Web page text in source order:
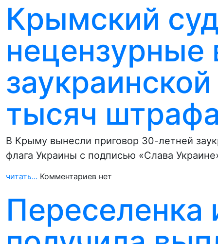
Крымский
нецензурные
тысяч
В Крыму вынесли приговор 30-летней
флага Украины с подписью «Слава
читать... Комментариев нет
Переселенка